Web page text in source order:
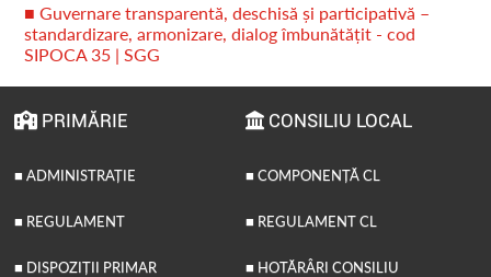
■ Guvernare transparentă, deschisă și participativă –
standardizare, armonizare, dialog îmbunătățit - cod
SIPOCA 35 | SGG
PRIMĂRIE
■ ADMINISTRAȚIE
■ REGULAMENT
■ DISPOZIȚII PRIMAR
CONSILIU LOCAL
■ COMPONENȚĂ CL
■ REGULAMENT CL
■ HOTĂRÂRI CONSILIU